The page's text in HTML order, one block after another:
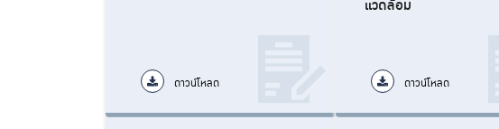
ดาวน์โหลด
แวดล้อม
ดาวน์โหลด